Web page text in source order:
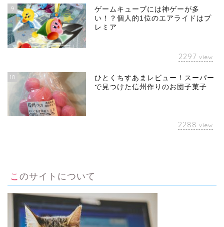
9
ゲームキューブには神ゲーが多
い！？個人的1位のエアライドはプ
レミア
2297 view
10
ひとくちすあまレビュー！スーパー
で見つけた信州作りのお団子菓子
2288 view
このサイトについて